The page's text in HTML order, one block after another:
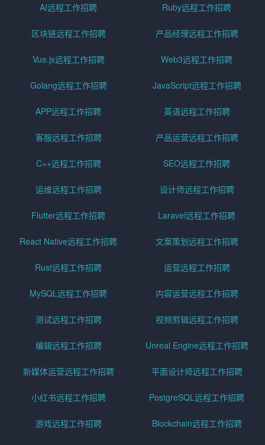
AI远程工作招聘 Ruby远程工作招聘
区块链远程工作招聘 产品经理远程工作招聘
Vue.js远程工作招聘 Web3远程工作招聘
Golang远程工作招聘 JavaScript远程工作招聘
APP远程工作招聘 英语远程工作招聘
客服远程工作招聘 产品运营远程工作招聘
C++远程工作招聘 SEO远程工作招聘
运维远程工作招聘 设计师远程工作招聘
Flutter远程工作招聘 Laravel远程工作招聘
React Native远程工作招聘 文案策划远程工作招聘
Rust远程工作招聘 运营远程工作招聘
MySQL远程工作招聘 内容运营远程工作招聘
测试远程工作招聘 视频剪辑远程工作招聘
编辑远程工作招聘 Unreal Engine远程工作招聘
新媒体运营远程工作招聘 平面设计师远程工作招聘
小红书远程工作招聘 PostgreSQL远程工作招聘
游戏远程工作招聘 Blockchain远程工作招聘